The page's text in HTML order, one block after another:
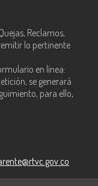
Reclamos,
lo pertinente
en línea:
se generará
para ello,